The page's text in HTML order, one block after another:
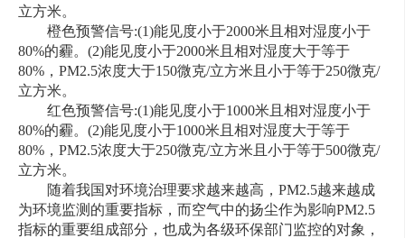
立方米。
橙色预警信号:(1)能见度小于2000米且相对湿度小于
80%的霾。(2)能见度小于2000米且相对湿度大于等于
80%，PM2.5浓度大于150微克/立方米且小于等于250微克/
立方米。
红色预警信号:(1)能见度小于1000米且相对湿度小于
80%的霾。(2)能见度小于1000米且相对湿度大于等于
80%，PM2.5浓度大于250微克/立方米且小于等于500微克/
立方米。
随着我国对环境治理要求越来越高，PM2.5越来越成
为环境监测的重要指标，而空气中的扬尘作为影响PM2.5
指标的重要组成部分，也成为各级环保部门监控的对象，